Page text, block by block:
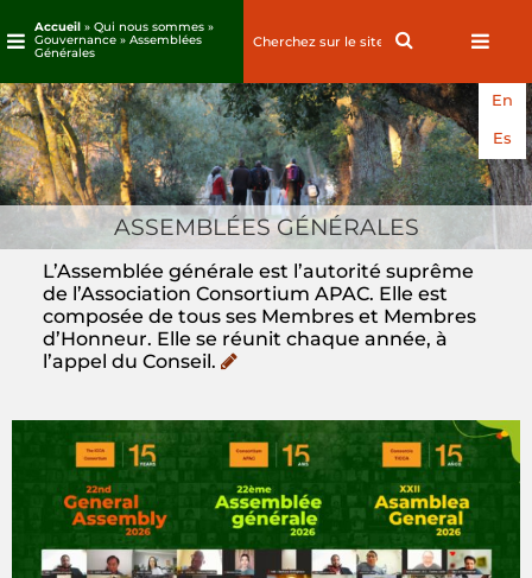
Passez
au
contenu
Accueil» Qui nous sommes »
Gouvernance » Assemblées
Générales
Search
En
Es
ASSEMBLÉES GÉNÉRALES
L’Assemblée générale est l’autorité suprême
de l’Association Consortium APAC. Elle est
composée de tous ses Membres et Membres
d’Honneur. Elle se réunit chaque année, à
l’appel du Conseil.